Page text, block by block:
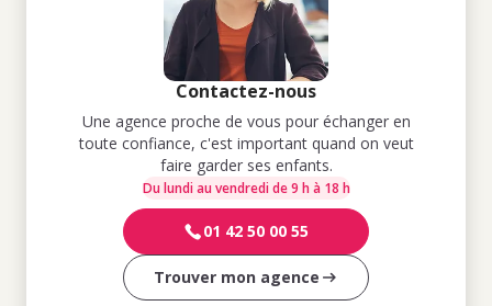
Contactez-nous
Une agence proche de vous pour échanger en
toute confiance, c'est important quand on veut
faire garder ses enfants.
Du lundi au vendredi de 9 h à 18 h
01 42 50 00 55
Trouver mon agence